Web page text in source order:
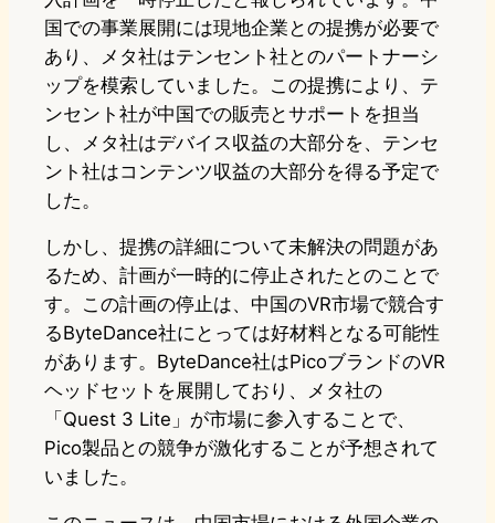
国での事業展開には現地企業との提携が必要で
あり、メタ社はテンセント社とのパートナーシ
ップを模索していました。この提携により、テ
ンセント社が中国での販売とサポートを担当
し、メタ社はデバイス収益の大部分を、テンセ
ント社はコンテンツ収益の大部分を得る予定で
した。
しかし、提携の詳細について未解決の問題があ
るため、計画が一時的に停止されたとのことで
す。この計画の停止は、中国のVR市場で競合す
るByteDance社にとっては好材料となる可能性
があります。ByteDance社はPicoブランドのVR
ヘッドセットを展開しており、メタ社の
「Quest 3 Lite」が市場に参入することで、
Pico製品との競争が激化することが予想されて
いました。